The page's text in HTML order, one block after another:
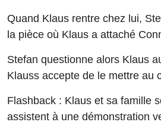
Quand Klaus rentre chez lui,
la pièce où Klaus a attaché
Stefan questionne alors Klaus
Klauss accepte de le mettre au
Flashback : Klaus et sa famille
assistent à une démonstration